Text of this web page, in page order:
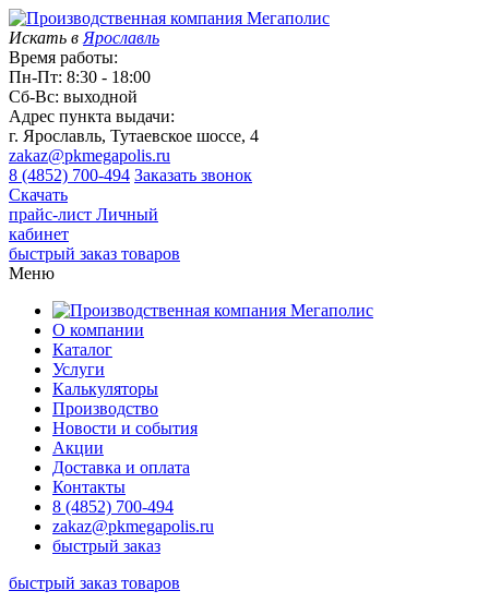
Искать в Ярославль
Время работы:
Пн-Пт: 8:30 - 18:00
Сб-Вс: выходной
Адрес пункта выдачи:
г. Ярославль, Тутаевское шоссе, 4
zakaz@pkmegapolis.ru
8 (4852) 700-494 Заказать звонок
Скачать
прайс-лист Личный
кабинет
быстрый заказ товаров
Меню
О компании
Каталог
Услуги
Калькуляторы
Производство
Новости и события
Акции
Доставка и оплата
Контакты
8 (4852) 700-494
zakaz@pkmegapolis.ru
быстрый заказ
быстрый заказ товаров